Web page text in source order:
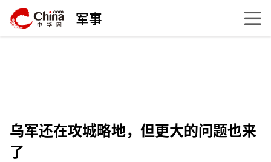
军事
乌军还在攻城略地，但更大的问题也来
了